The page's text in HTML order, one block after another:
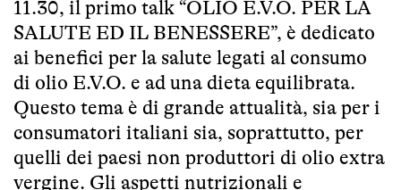
11.30, il primo talk “OLIO E.V.O. PER LA
SALUTE ED IL BENESSERE”, è dedicato
ai benefici per la salute legati al consumo
di olio E.V.O. e ad una dieta equilibrata.
Questo tema è di grande attualità, sia per i
consumatori italiani sia, soprattutto, per
quelli dei paesi non produttori di olio extra
vergine. Gli aspetti nutrizionali e